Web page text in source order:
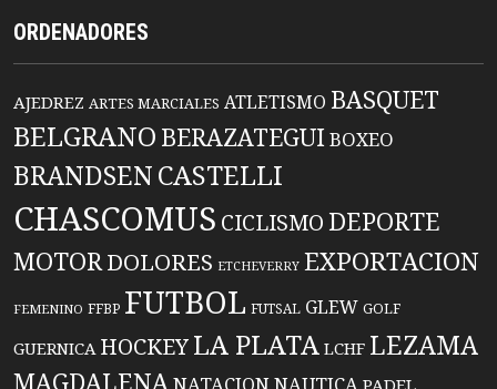
ORDENADORES
AJEDREZ ARTES MARCIALES ATLETISMO BASQUET
BELGRANO BERAZATEGUIBOXEO
BRANDSENCASTELLI
CHASCOMUS CICLISMO DEPORTE
MOTORDOLORES ETCHEVERRY EXPORTACION
FEMENINO FFBP FUTBOL FUTSAL GLEW GOLF
GUERNICA HOCKEYLA PLATA LCHF LEZAMA
MAGDALENA